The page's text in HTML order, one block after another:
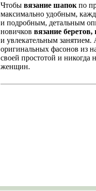
Чтобы вязание шапок по
максимально удобным,
и подробным, детальным
новичков вязание
и увлекательным
оригинальных фасонов из
своей простотой и
женщин.